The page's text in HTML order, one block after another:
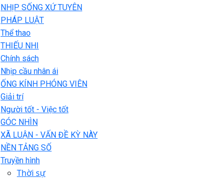
NHỊP SỐNG XỨ TUYÊN
PHÁP LUẬT
Thể thao
THIẾU NHI
Chính sách
Nhịp cầu nhân ái
ỐNG KÍNH PHÓNG VIÊN
Giải trí
Người tốt - Việc tốt
GÓC NHÌN
XÃ LUẬN - VẤN ĐỀ KỲ NÀY
NỀN TẢNG SỐ
Truyền hình
Thời sự